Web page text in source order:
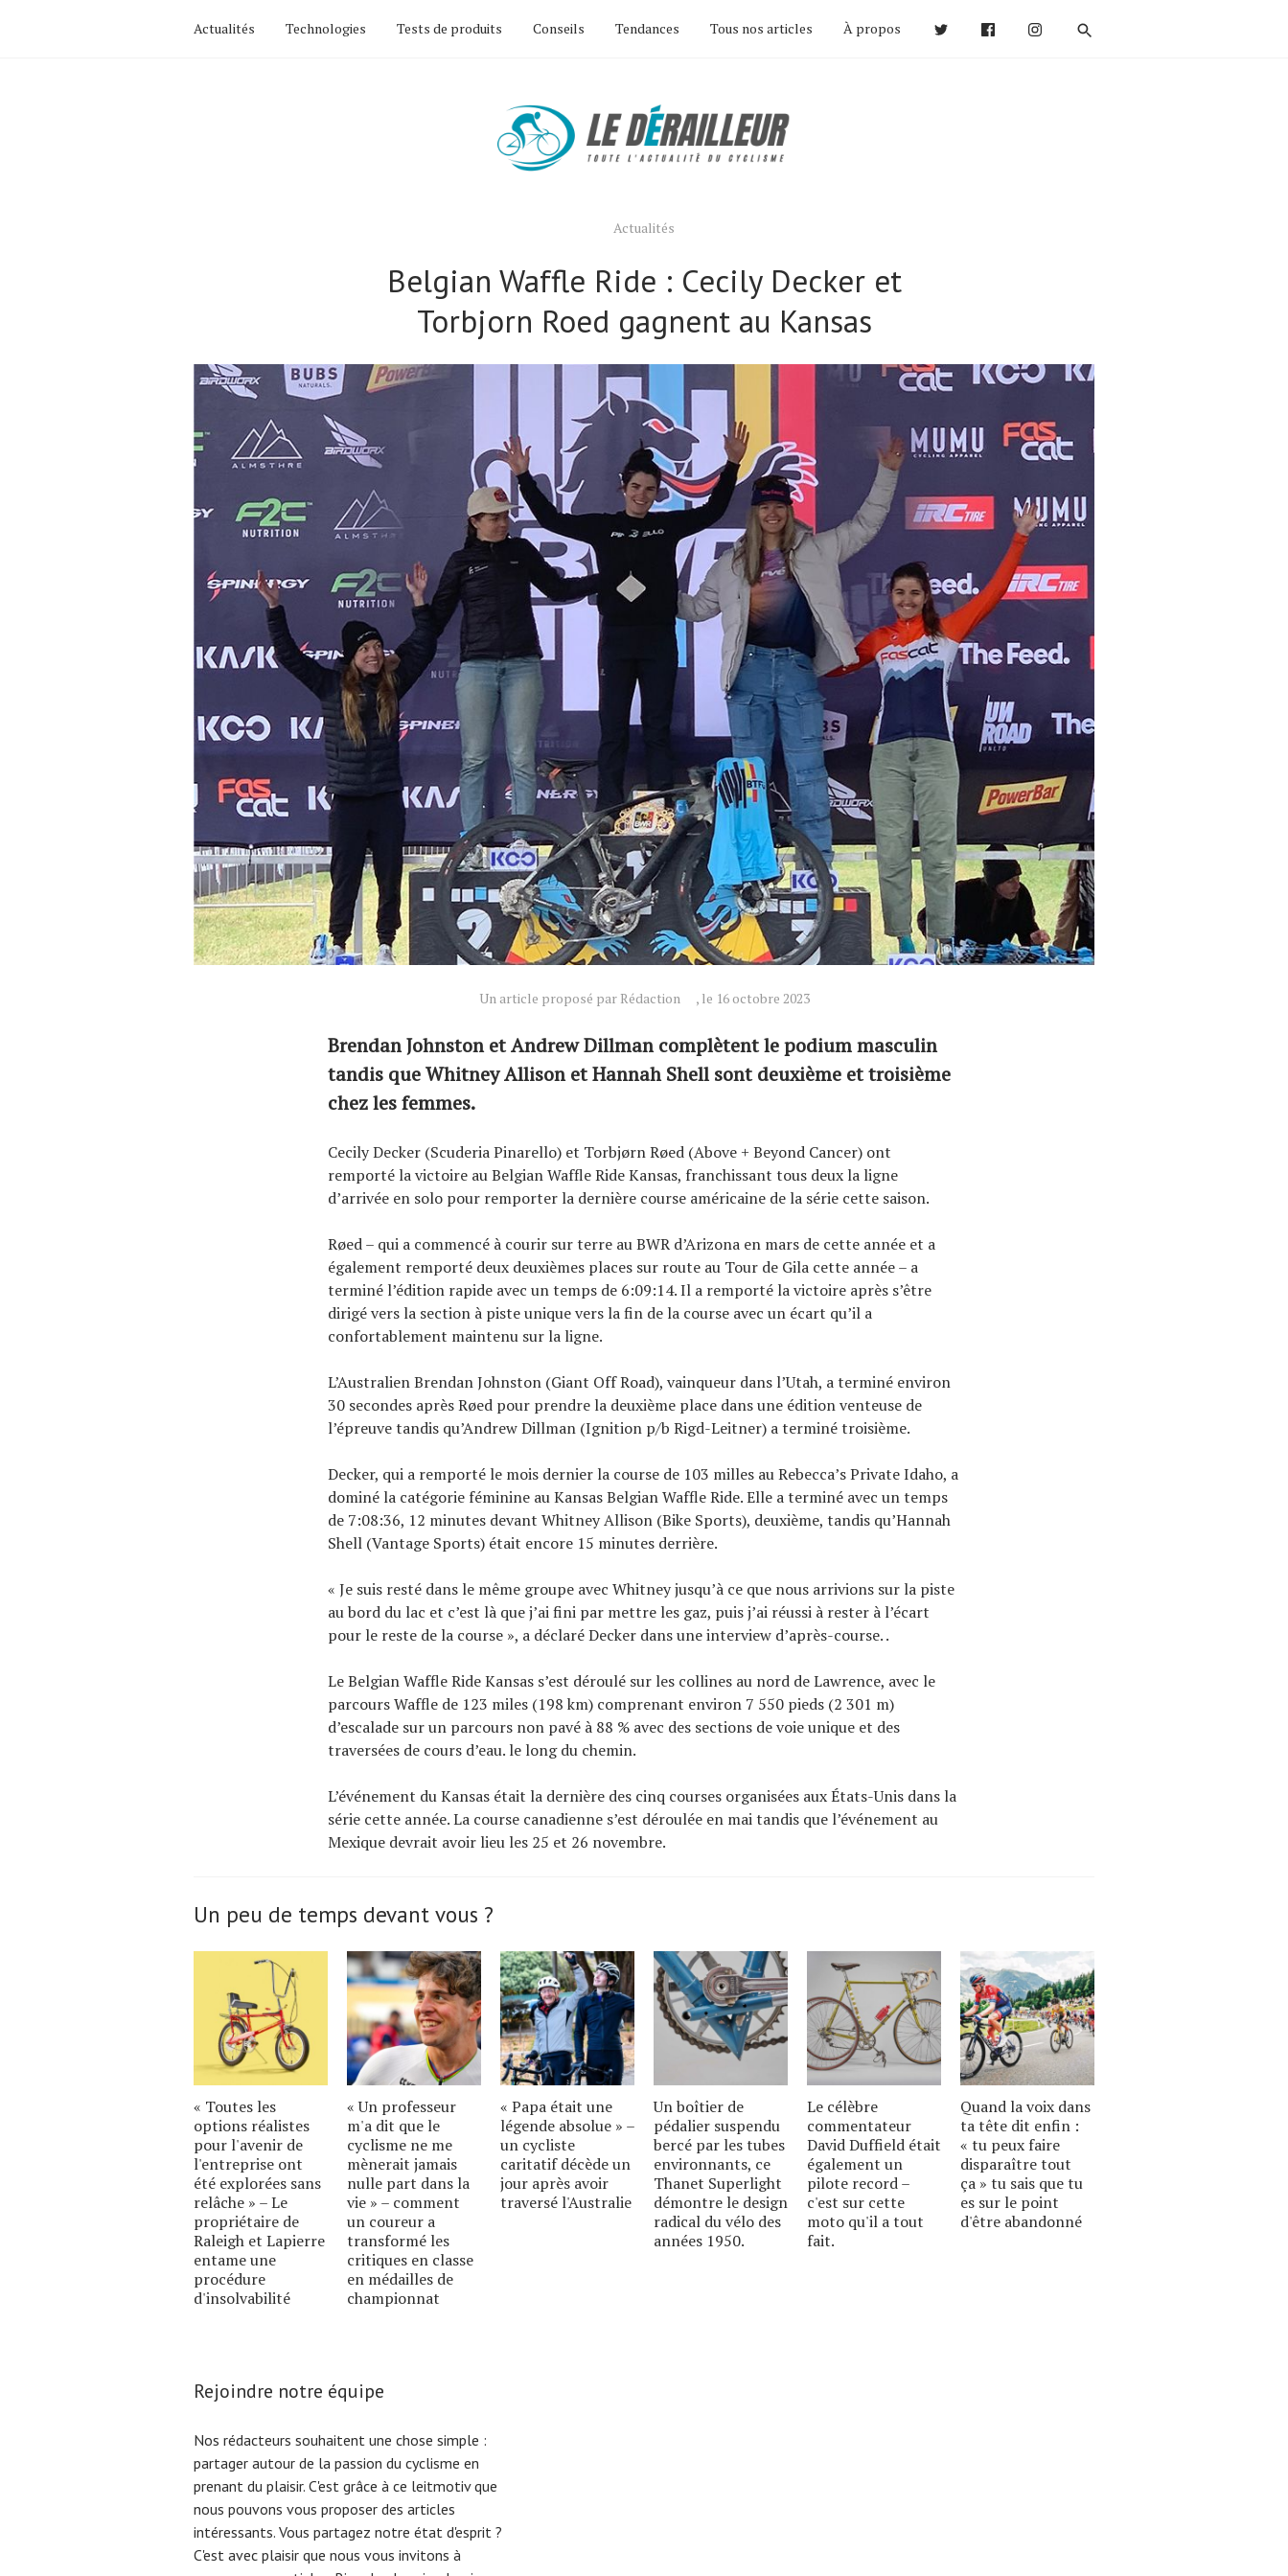
Actualités Technologies Tests de produits Conseils Tendances Tous nos articles À propos
Actualités
Belgian Waffle Ride : Cecily Decker et
Torbjorn Roed gagnent au Kansas
Un article proposé par Rédaction , le 16 octobre 2023
Brendan Johnston et Andrew Dillman complètent le podium masculin
tandis que Whitney Allison et Hannah Shell sont deuxième et troisième
chez les femmes.
Cecily Decker (Scuderia Pinarello) et Torbjørn Røed (Above + Beyond Cancer) ont
remporté la victoire au Belgian Waffle Ride Kansas, franchissant tous deux la ligne
d’arrivée en solo pour remporter la dernière course américaine de la série cette saison.
Røed – qui a commencé à courir sur terre au BWR d’Arizona en mars de cette année et a
également remporté deux deuxièmes places sur route au Tour de Gila cette année – a
terminé l’édition rapide avec un temps de 6:09:14. Il a remporté la victoire après s’être
dirigé vers la section à piste unique vers la fin de la course avec un écart qu’il a
confortablement maintenu sur la ligne.
L’Australien Brendan Johnston (Giant Off Road), vainqueur dans l’Utah, a terminé environ
30 secondes après Røed pour prendre la deuxième place dans une édition venteuse de
l’épreuve tandis qu’Andrew Dillman (Ignition p/b Rigd-Leitner) a terminé troisième.
Decker, qui a remporté le mois dernier la course de 103 milles au Rebecca’s Private Idaho, a
dominé la catégorie féminine au Kansas Belgian Waffle Ride. Elle a terminé avec un temps
de 7:08:36, 12 minutes devant Whitney Allison (Bike Sports), deuxième, tandis qu’Hannah
Shell (Vantage Sports) était encore 15 minutes derrière.
« Je suis resté dans le même groupe avec Whitney jusqu’à ce que nous arrivions sur la piste
au bord du lac et c’est là que j’ai fini par mettre les gaz, puis j’ai réussi à rester à l’écart
pour le reste de la course », a déclaré Decker dans une interview d’après-course. .
Le Belgian Waffle Ride Kansas s’est déroulé sur les collines au nord de Lawrence, avec le
parcours Waffle de 123 miles (198 km) comprenant environ 7 550 pieds (2 301 m)
d’escalade sur un parcours non pavé à 88 % avec des sections de voie unique et des
traversées de cours d’eau. le long du chemin.
L’événement du Kansas était la dernière des cinq courses organisées aux États-Unis dans la
série cette année. La course canadienne s’est déroulée en mai tandis que l’événement au
Mexique devrait avoir lieu les 25 et 26 novembre.
Un peu de temps devant vous ?
« Toutes les
options réalistes
pour l'avenir de
l'entreprise ont
été explorées sans
relâche » – Le
propriétaire de
Raleigh et Lapierre
entame une
procédure
d'insolvabilité
« Un professeur
m'a dit que le
cyclisme ne me
mènerait jamais
nulle part dans la
vie » – comment
un coureur a
transformé les
critiques en classe
en médailles de
championnat
« Papa était une
légende absolue » –
un cycliste
caritatif décède un
jour après avoir
traversé l'Australie
Un boîtier de
pédalier suspendu
bercé par les tubes
environnants, ce
Thanet Superlight
démontre le design
radical du vélo des
années 1950.
Le célèbre
commentateur
David Duffield était
également un
pilote record –
c'est sur cette
moto qu'il a tout
fait.
Quand la voix dans
ta tête dit enfin :
« tu peux faire
disparaître tout
ça » tu sais que tu
es sur le point
d'être abandonné
Rejoindre notre équipe
Nos rédacteurs souhaitent une chose simple :
partager autour de la passion du cyclisme en
prenant du plaisir. C'est grâce à ce leitmotiv que
nous pouvons vous proposer des articles
intéressants. Vous partagez notre état d'esprit ?
C'est avec plaisir que nous vous invitons à